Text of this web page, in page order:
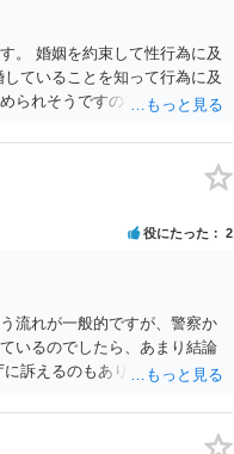
。 婚姻を約束して性行為に及
ていることを知って行為に及
られそうですので、あまり慰
役にたった 2
流れが一般的ですが、警察か
いるのでしたら、あまり結論
訴えるのもありかもしれない
いかがでしょうか。 以上、